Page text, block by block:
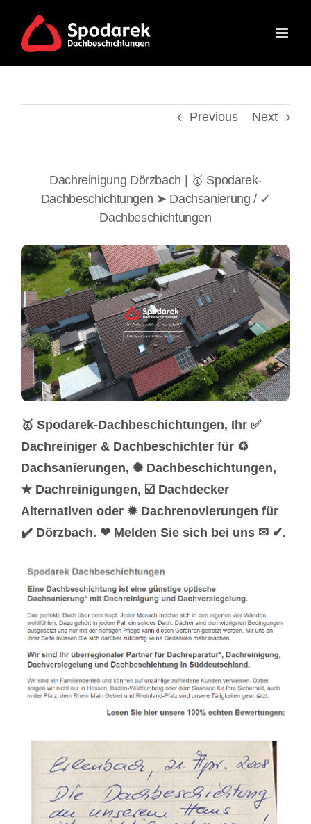
content
Previous Next
Dachreinigung Dörzbach | 🥇 Spodarek-
Dachbeschichtungen ➤ Dachsanierung / ✓
Dachbeschichtungen
🥇 Spodarek-Dachbeschichtungen, Ihr ✅
Dachreiniger & Dachbeschichter für ♻
Dachsanierungen, ✺ Dachbeschichtungen,
★ Dachreinigungen, ☑️ Dachdecker
Alternativen oder ✹ Dachrenovierungen für
✔️ Dörzbach. ❤ Melden Sie sich bei uns ✉ ✔.